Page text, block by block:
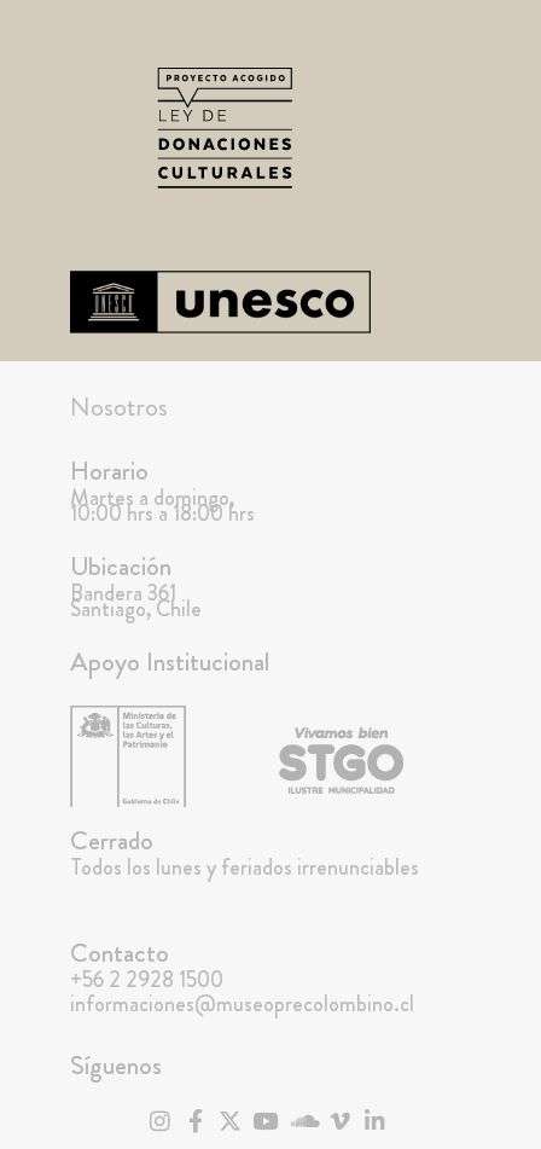
Nosotros
Horario
Martes a domingo,
10:00 hrs a 18:00 hrs
Ubicación
Bandera 361
Santiago, Chile
Apoyo Institucional
Cerrado
Todos los lunes y feriados irrenunciables
Contacto
+56 2 2928 1500
informaciones@museoprecolombino.cl
Síguenos